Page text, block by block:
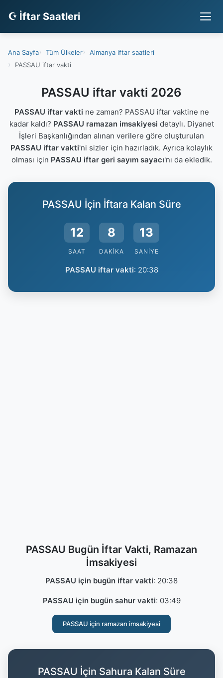
☪ İftar Saatleri
Ana Sayfa Tüm Ülkeler
Almanya iftar saatleri
PASSAU iftar vakti
PASSAU iftar vakti 2026
PASSAU iftar vakti ne zaman? PASSAU iftar vaktine ne
kadar kaldı? PASSAU ramazan imsakiyesi detaylı. Diyanet
İşleri Başkanlığından alınan verilere göre oluşturulan
PASSAU iftar vakti'ni sizler için hazırladık. Ayrıca kolaylık
olması için PASSAU iftar geri sayım sayacı'nı da ekledik.
PASSAU İçin İftara Kalan Süre
12
SAAT
8
DAKIKA
12
SANIYE
PASSAU iftar vakti: 20:38
PASSAU Bugün İftar Vakti, Ramazan
İmsakiyesi
PASSAU için bugün iftar vakti: 20:38
PASSAU için bugün sahur vakti: 03:49
PASSAU için ramazan imsakiyesi
PASSAU İçin Sahura Kalan Süre